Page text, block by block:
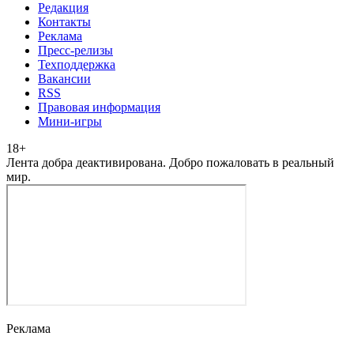
Редакция
Контакты
Реклама
Пресс-релизы
Техподдержка
Вакансии
RSS
Правовая информация
Мини-игры
18+
Лента добра деактивирована. Добро пожаловать в реальный
мир.
Реклама